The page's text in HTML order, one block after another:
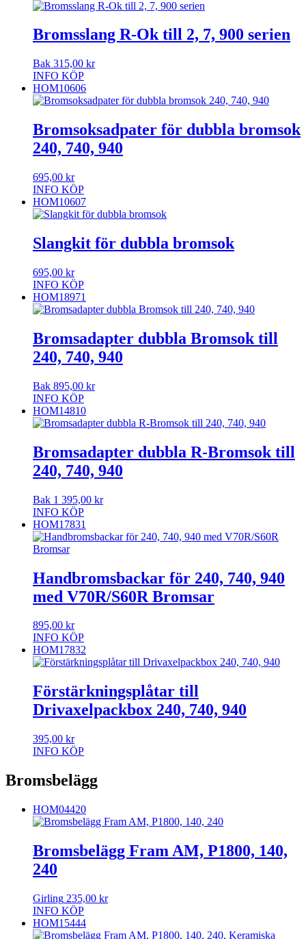
Bromsslang R-Ok till 2, 7, 900 serien
Bak 315,00 kr
INFO KÖP
HOM10606
Bromsoksadpater för dubbla bromsok
240, 740, 940
695,00 kr
INFO KÖP
HOM10607
Slangkit för dubbla bromsok
695,00 kr
INFO KÖP
HOM18971
Bromsadapter dubbla Bromsok till
240, 740, 940
Bak 895,00 kr
INFO KÖP
HOM14810
Bromsadapter dubbla R-Bromsok till
240, 740, 940
Bak 1 395,00 kr
INFO KÖP
HOM17831
Handbromsbackar för 240, 740, 940
med V70R/S60R Bromsar
895,00 kr
INFO KÖP
HOM17832
Förstärkningsplåtar till
Drivaxelpackbox 240, 740, 940
395,00 kr
INFO KÖP
Bromsbelägg
HOM04420
Bromsbelägg Fram AM, P1800, 140,
240
Girling 235,00 kr
INFO KÖP
HOM15444